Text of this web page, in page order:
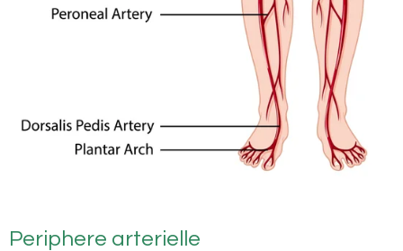
Periphere arterielle